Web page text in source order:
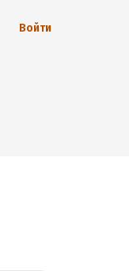
Войти